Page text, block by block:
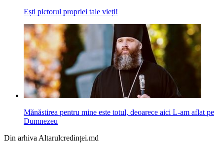
Ești pictorul propriei tale vieți!
Mănăstirea pentru mine este totul, deoarece aici L-am aflat pe
Dumnezeu
Din arhiva Altarulcredinței.md